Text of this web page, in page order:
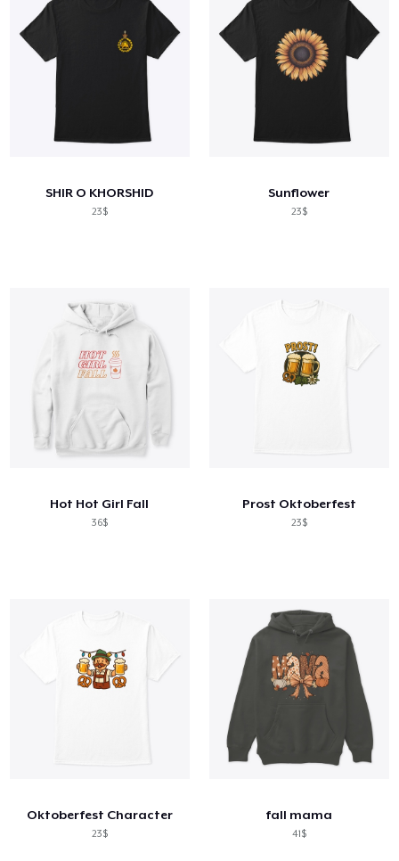
SHIR O KHORSHID
23$
Sunflower
23$
Hot Hot Girl Fall
36$
Prost Oktoberfest
23$
Oktoberfest Character
23$
fall mama
41$